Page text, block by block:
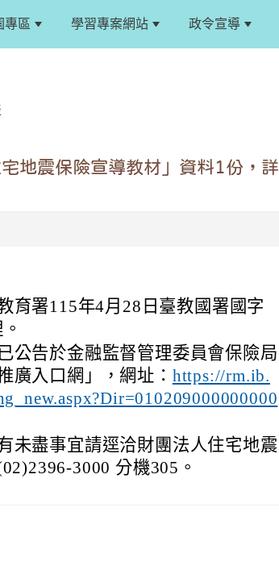
專區 學習專案網站 政令宣導
地震保險宣導教材」資料1份，詳
育署115年4月28日臺教國署國字
公告於金融監督管理委員會保險局
廣入口網」，網址： https://rm.ib.
未盡事宜請逕洽財團法人住宅地震
3000 分機305。